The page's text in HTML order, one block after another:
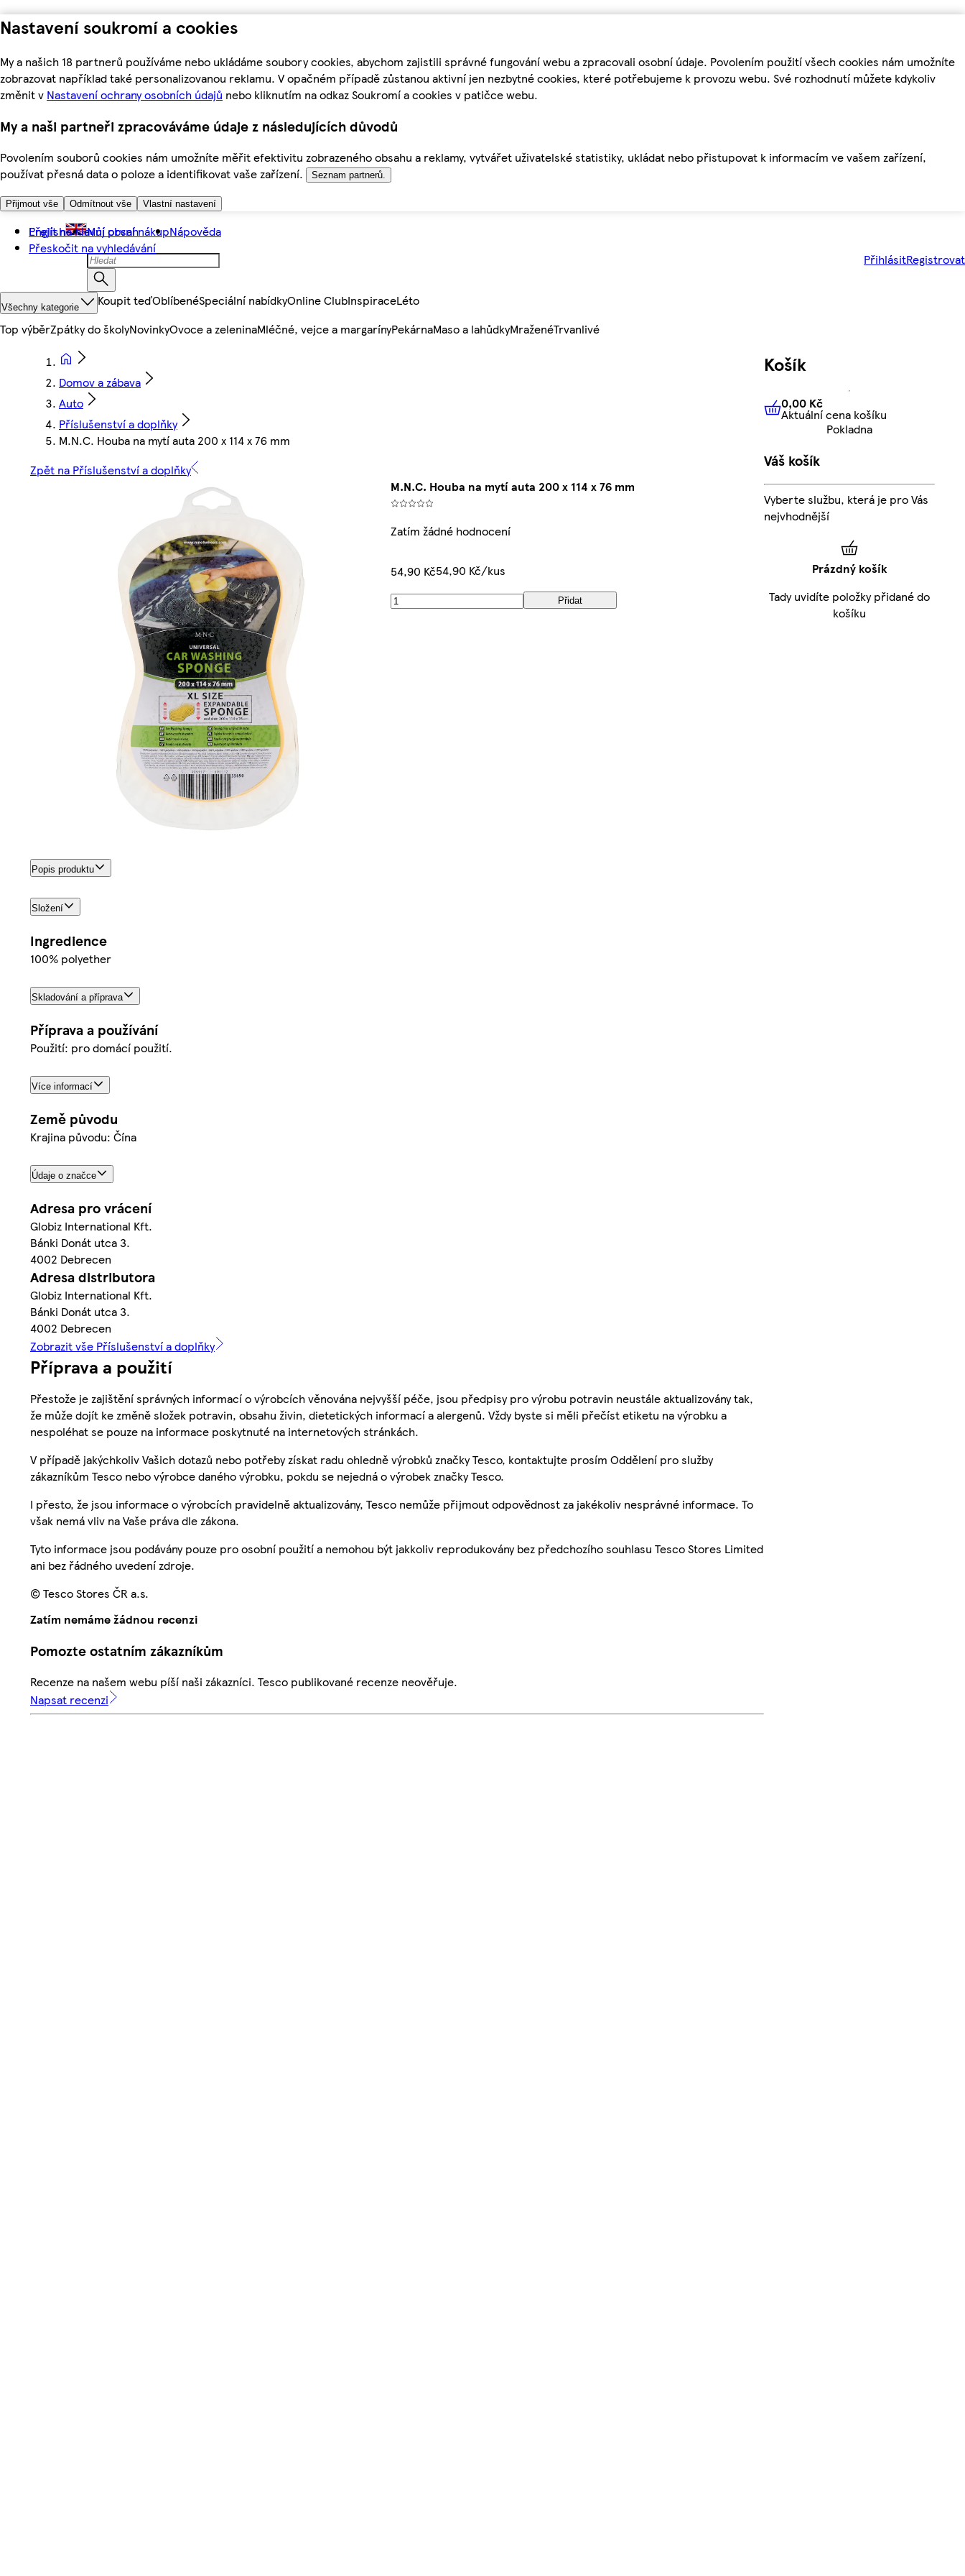
Nastavení soukromí a cookies
My a našich 18 partnerů používáme nebo ukládáme soubory cookies, abychom zajistili správné fungování webu a zpracovali osobní údaje. Povolením použití všech cookies nám umožníte
zobrazovat například také personalizovanou reklamu. V opačném případě zůstanou aktivní jen nezbytné cookies, které potřebujeme k provozu webu. Své rozhodnutí můžete kdykoliv
změnit v Nastavení ochrany osobních údajů nebo kliknutím na odkaz Soukromí a cookies v patičce webu.
My a naši partneři zpracováváme údaje z následujících důvodů
Povolením souborů cookies nám umožníte měřit efektivitu zobrazeného obsahu a reklamy, vytvářet uživatelské statistiky, ukládat nebo přistupovat k informacím ve vašem zařízení,
používat přesná data o poloze a identifikovat vaše zařízení.
Seznam partnerů.
Přijmout vše Odmítnout vše Vlastní nastavení
Přejít na hlavní obsah
Přeskočit na vyhledávání
English Můj první nákupNápověda
PřihlásitRegistrovat
Všechny kategorie Koupit teďOblíbenéSpeciální nabídkyOnline ClubInspiraceLéto
Top výběrZpátky do školyNovinkyOvoce a zeleninaMléčné, vejce a margarínyPekárnaMaso a lahůdkyMraženéTrvanlivé
Domov a zábava
Auto
Příslušenství a doplňky
M.N.C. Houba na mytí auta 200 x 114 x 76 mm
Zpět na Příslušenství a doplňky
M.N.C. Houba na mytí auta 200 x 114 x 76 mm
Zatím žádné hodnocení
54,90 Kč54,90 Kč/kus
Přidat
Popis produktu
Složení
Ingredience
100% polyether
Skladování a příprava
Příprava a používání
Použití: pro domácí použití.
Více informací
Země původu
Krajina původu: Čína
Údaje o značce
Adresa pro vrácení
Globiz International Kft.
Bánki Donát utca 3.
4002 Debrecen
Adresa distributora
Globiz International Kft.
Bánki Donát utca 3.
4002 Debrecen
Zobrazit vše Příslušenství a doplňky
Příprava a použití
Přestože je zajištění správných informací o výrobcích věnována nejvyšší péče, jsou předpisy pro výrobu potravin neustále aktualizovány tak,
že může dojít ke změně složek potravin, obsahu živin, dietetických informací a alergenů. Vždy byste si měli přečíst etiketu na výrobku a
nespoléhat se pouze na informace poskytnuté na internetových stránkách.
V případě jakýchkoliv Vašich dotazů nebo potřeby získat radu ohledně výrobků značky Tesco, kontaktujte prosím Oddělení pro služby
zákazníkům Tesco nebo výrobce daného výrobku, pokdu se nejedná o výrobek značky Tesco.
I přesto, že jsou informace o výrobcích pravidelně aktualizovány, Tesco nemůže přijmout odpovědnost za jakékoliv nesprávné informace. To
však nemá vliv na Vaše práva dle zákona.
Tyto informace jsou podávány pouze pro osobní použití a nemohou být jakkoliv reprodukovány bez předchozího souhlasu Tesco Stores Limited
ani bez řádného uvedení zdroje.
© Tesco Stores ČR a.s.
Zatím nemáme žádnou recenzi
Pomozte ostatním zákazníkům
Recenze na našem webu píší naši zákazníci. Tesco publikované recenze neověřuje.
Napsat recenzi
Košík
0,00 KčAktuální cena košíku
0,00 Kč
Aktuální cena košíku
Pokladna
Váš košík
Vyberte službu, která je pro Vás
nejvhodnější
Prázdný košík
Tady uvidíte položky přidané do
košíku